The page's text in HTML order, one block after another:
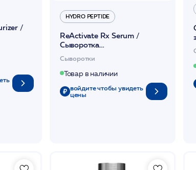
/
HYDRO PEPTIDE
ReActivate Rx Serum /
Сыворотка
коллаген-стимулирующая
уплотняющая 30мл /HP
Сыворотки
Товар в наличии
войдите чтобы увидеть
цены